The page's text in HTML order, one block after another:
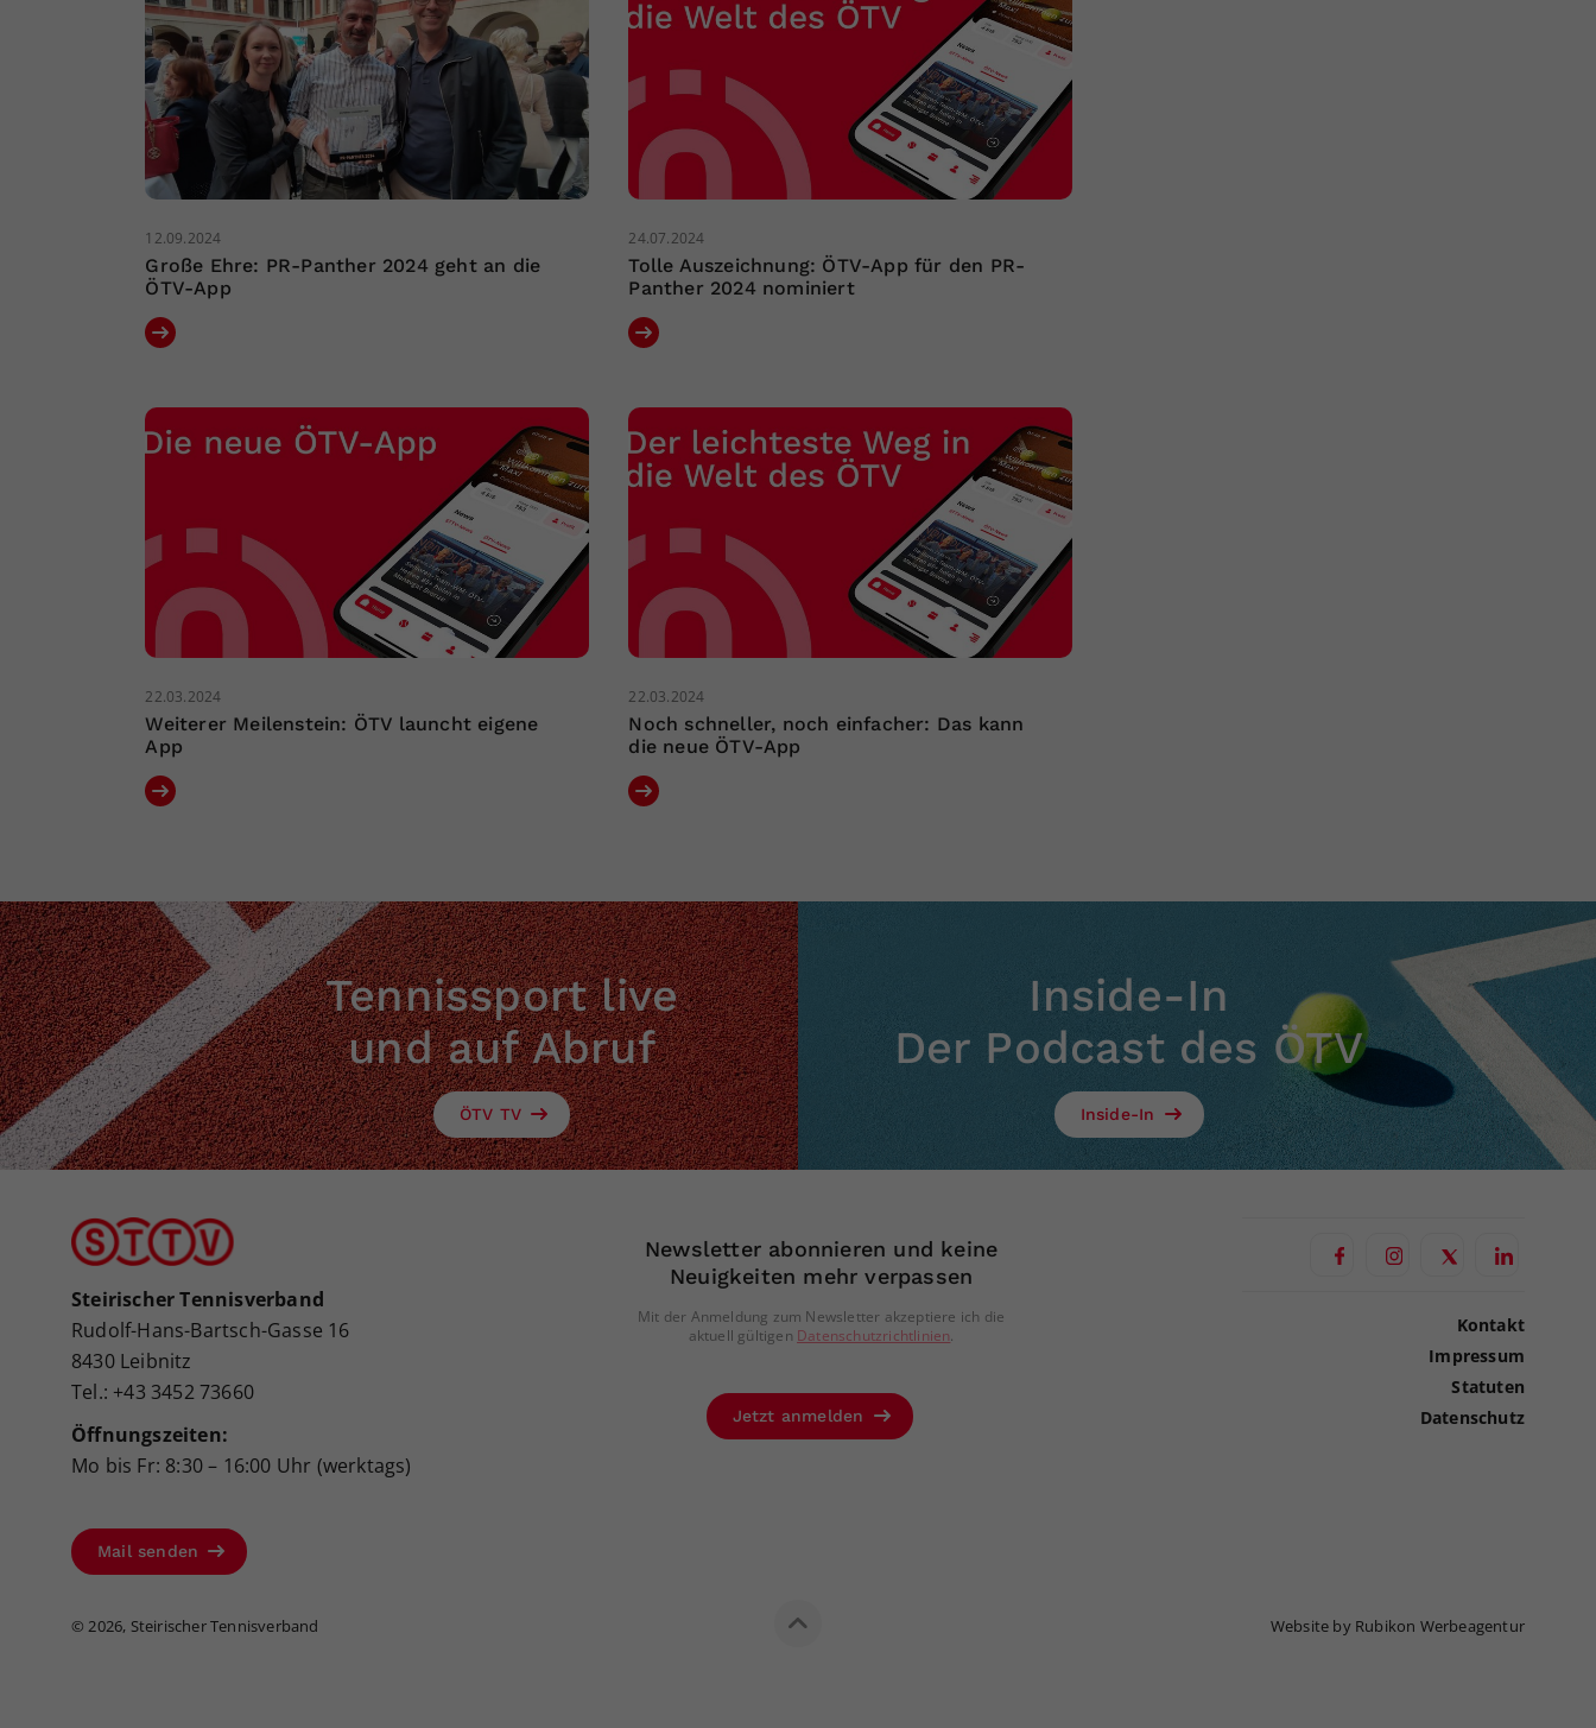
12.09.2024
Große Ehre: PR-Panther 2024 geht an die
ÖTV-App
24.07.2024
Tolle Auszeichnung: ÖTV-App für den PR-
Panther 2024 nominiert
22.03.2024
Weiterer Meilenstein: ÖTV launcht eigene
App
22.03.2024
Noch schneller, noch einfacher: Das kann
die neue ÖTV-App
Tennissport live
und auf Abruf
ÖTV TV
Inside-In
Der Podcast des ÖTV
Inside-In
Steirischer Tennisverband
Rudolf-Hans-Bartsch-Gasse 16
8430 Leibnitz
Tel.: +43 3452 73660
Öffnungszeiten:
Mo bis Fr: 8:30 – 16:00 Uhr (werktags)
Mail senden
Newsletter abonnieren und keine
Neuigkeiten mehr verpassen
Mit der Anmeldung zum Newsletter akzeptiere ich die
aktuell gültigen Datenschutzrichtlinien.
Jetzt anmelden
Kontakt
Impressum
Statuten
Datenschutz
©2026, Steirischer Tennisverband Website by Rubikon Werbeagentur